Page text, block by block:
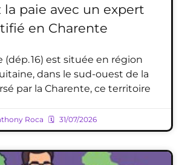
la paie avec un expert
en Charente
(dép. 16) est située en région
dans le sud-ouest de la
par la Charente, ce territoire
Roca 31/07/2026